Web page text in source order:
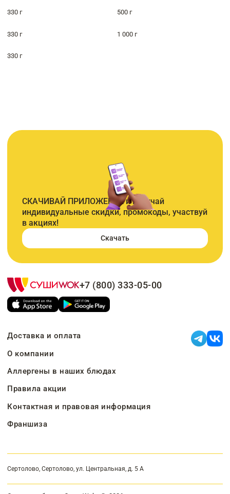
330 г 500 г
330 г 1 000 г
330 г
СКАЧИВАЙ ПРИЛОЖЕНИЕ и получай
индивидуальные скидки, промокоды, участвуй
в акциях!
Скачать
+7 (800) 333-05-00
Доставка и оплата
О компании
Аллергены в наших блюдах
Правила акции
Контактная и правовая информация
Франшиза
Сертолово, Сертолово, ул. Центральная, д. 5 А